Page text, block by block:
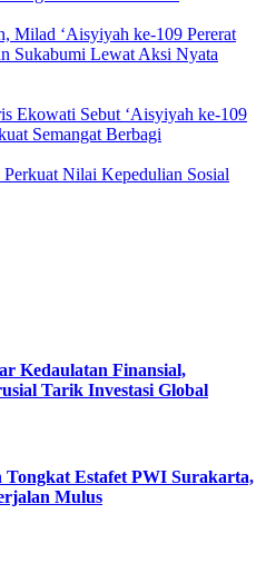
Milad ‘Aisyiyah ke-109 Pererat
Sukabumi Lewat Aksi Nyata
Ekowati Sebut ‘Aisyiyah ke-109
Semangat Berbagi
Nilai Kepedulian Sosial
Kedaulatan Finansial,
Tarik Investasi Global
Estafet PWI Surakarta,
Mulus